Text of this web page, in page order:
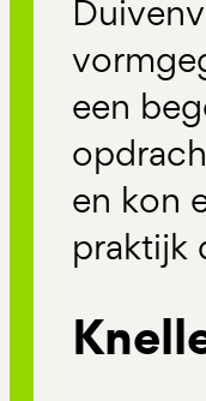
een
en kon
praktijk